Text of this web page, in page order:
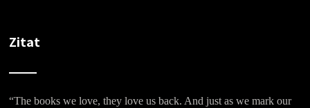
Zitat
“The books we love, they love us back. And just as we mark our